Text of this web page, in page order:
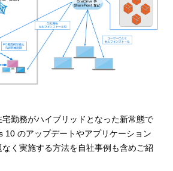
勤務がハイブリッドとなった新常態で
10 のアップデートやアプリケーション
く実施する方法を自社事例も含めご紹